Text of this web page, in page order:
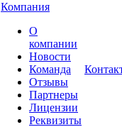
Компания
О
компании
Новости
Команда
Отзывы
Партнеры
Лицензии
Реквизиты